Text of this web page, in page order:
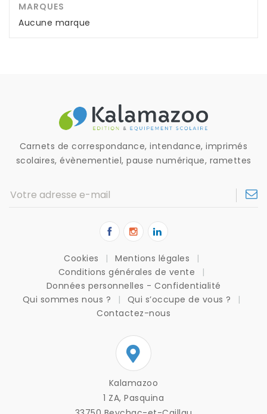
MARQUES
Aucune marque
Carnets de correspondance, intendance, imprimés
scolaires, évènementiel, pause numérique, ramettes
Cookies
Mentions légales
Conditions générales de vente
Données personnelles - Confidentialité
Qui sommes nous ?
Qui s’occupe de vous ?
Contactez-nous
Kalamazoo
1 ZA, Pasquina